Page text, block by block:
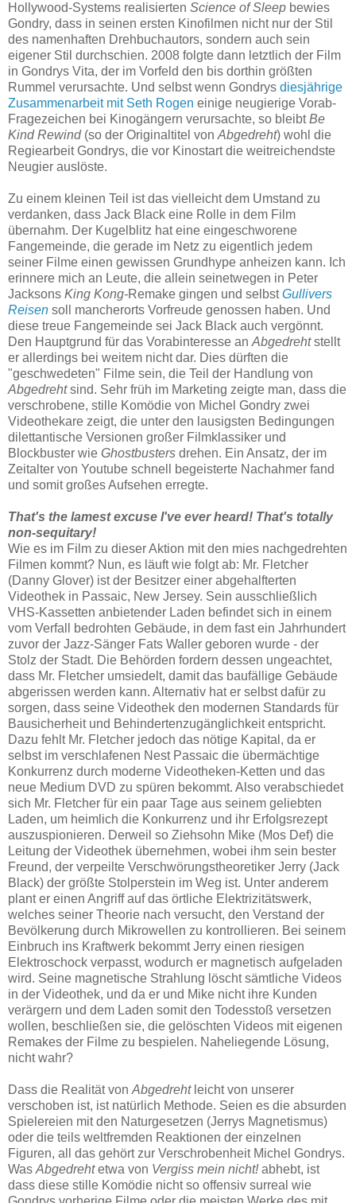
Hollywood-Systems realisierten Science of Sleep bewies
Gondry, dass in seinen ersten Kinofilmen nicht nur der Stil
des namenhaften Drehbuchautors, sondern auch sein
eigener Stil durchschien. 2008 folgte dann letztlich der Film
in Gondrys Vita, der im Vorfeld den bis dorthin größten
Rummel verursachte. Und selbst wenn Gondrys diesjährige
Zusammenarbeit mit Seth Rogen einige neugierige Vorab-
Fragezeichen bei Kinogängern verursachte, so bleibtBe
Kind Rewind(so der Originaltitel von Abgedreht) wohl die
Regiearbeit Gondrys, die vor Kinostart die weitreichendste
Neugier auslöste.
Zu einem kleinen Teil ist das vielleicht dem Umstand zu
verdanken, dass Jack Black eine Rolle in dem Film
übernahm. Der Kugelblitz hat eine eingeschworene
Fangemeinde, die gerade im Netz zu eigentlich jedem
seiner Filme einen gewissen Grundhype anheizen kann. Ich
erinnere mich an Leute, die allein seinetwegen in Peter
Jacksons King Kong-Remake gingen und selbstGullivers
Reisen soll mancherorts Vorfreude genossen haben. Und
diese treue Fangemeinde sei Jack Black auch vergönnt.
Den Hauptgrund für das Vorabinteresse an Abgedrehtstellt
er allerdings bei weitem nicht dar. Dies dürften die
"geschwedeten" Filme sein, die Teil der Handlung von
Abgedrehtsind. Sehr früh im Marketing zeigte man, dass die
verschrobene, stille Komödie von Michel Gondry zwei
Videothekare zeigt, die unter den lausigsten Bedingungen
dilettantische Versionen großer Filmklassiker und
Blockbuster wie Ghostbusters drehen. Ein Ansatz, der im
Zeitalter von Youtube schnell begeisterte Nachahmer fand
und somit großes Aufsehen erregte.
That's the lamest excuse I've ever heard! That's totally
non-sequitary!
Wie es im Film zu dieser Aktion mit den mies nachgedrehten
Filmen kommt? Nun, es läuft wie folgt ab: Mr. Fletcher
(Danny Glover) ist der Besitzer einer abgehalfterten
Videothek in Passaic, New Jersey. Sein ausschließlich
VHS-Kassetten anbietender Laden befindet sich in einem
vom Verfall bedrohten Gebäude, in dem fast ein Jahrhundert
zuvor der Jazz-Sänger Fats Waller geboren wurde - der
Stolz der Stadt. Die Behörden fordern dessen ungeachtet,
dass Mr. Fletcher umsiedelt, damit das baufällige Gebäude
abgerissen werden kann. Alternativ hat er selbst dafür zu
sorgen, dass seine Videothek den modernen Standards für
Bausicherheit und Behindertenzugänglichkeit entspricht.
Dazu fehlt Mr. Fletcher jedoch das nötige Kapital, da er
selbst im verschlafenen Nest Passaic die übermächtige
Konkurrenz durch moderne Videotheken-Ketten und das
neue Medium DVD zu spüren bekommt. Also verabschiedet
sich Mr. Fletcher für ein paar Tage aus seinem geliebten
Laden, um heimlich die Konkurrenz und ihr Erfolgsrezept
auszuspionieren. Derweil so Ziehsohn Mike (Mos Def) die
Leitung der Videothek übernehmen, wobei ihm sein bester
Freund, der verpeilte Verschwörungstheoretiker Jerry (Jack
Black) der größte Stolperstein im Weg ist. Unter anderem
plant er einen Angriff auf das örtliche Elektrizitätswerk,
welches seiner Theorie nach versucht, den Verstand der
Bevölkerung durch Mikrowellen zu kontrollieren. Bei seinem
Einbruch ins Kraftwerk bekommt Jerry einen riesigen
Elektroschock verpasst, wodurch er magnetisch aufgeladen
wird. Seine magnetische Strahlung löscht sämtliche Videos
in der Videothek, und da er und Mike nicht ihre Kunden
verärgern und dem Laden somit den Todesstoß versetzen
wollen, beschließen sie, die gelöschten Videos mit eigenen
Remakes der Filme zu bespielen. Naheliegende Lösung,
nicht wahr?
Dass die Realität von Abgedrehtleicht von unserer
verschoben ist, ist natürlich Methode. Seien es die absurden
Spielereien mit den Naturgesetzen (Jerrys Magnetismus)
oder die teils weltfremden Reaktionen der einzelnen
Figuren, all das gehört zur Verschrobenheit Michel Gondrys.
Was Abgedrehtetwa von Vergiss mein nicht!abhebt, ist
dass diese stille Komödie nicht so offensiv surreal wie